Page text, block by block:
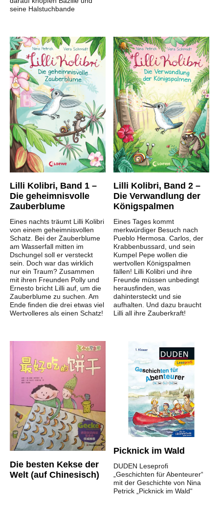
seine Halstuchbande
Lilli Kolibri, Band 1 –
Die geheimnisvolle
Zauberblume
Eines nachts träumt Lilli Kolibri
von einem geheimnisvollen
Schatz. Bei der Zauberblume
am Wasserfall mitten im
Dschungel soll er versteckt
sein. Doch war das wirklich
nur ein Traum? Zusammen
mit ihren Freunden Polly und
Ernesto bricht Lilli auf, um die
Zauberblume zu suchen. Am
Ende finden die drei etwas viel
Wertvolleres als einen Schatz!
Lilli Kolibri, Band 2 –
Die Verwandlung der
Königspalmen
Eines Tages kommt
merkwürdiger Besuch nach
Pueblo Hermosa. Carlos, der
Krabbenbussard, und sein
Kumpel Pepe wollen die
wertvollen Königspalmen
fällen! Lilli Kolibri und ihre
Freunde müssen unbedingt
herausfinden, was
dahintersteckt und sie
aufhalten. Und dazu braucht
Lilli all ihre Zauberkraft!
Die besten Kekse der
Welt (auf Chinesisch)
Picknick im Wald
DUDEN Leseprofi
„Geschichten für Abenteurer“
mit der Geschichte von Nina
Petrick „Picknick im Wald“